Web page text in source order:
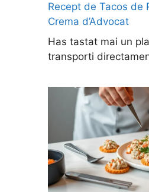
Recept de Tacos de
Crema d’Advocat
Has tastat mai un
transporti